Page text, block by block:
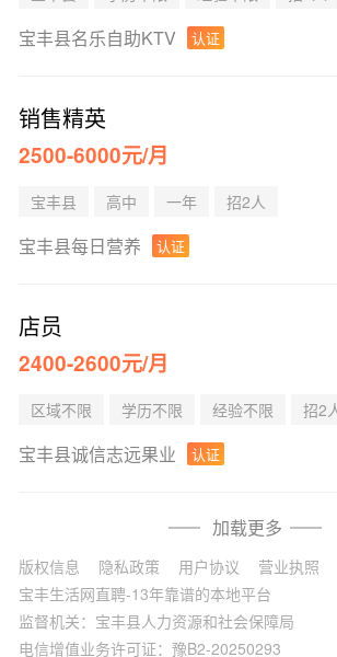
宝丰县名乐自助KTV 认证
销售精英
2500-6000元/月
宝丰县 高中 一年 招2人
宝丰县每日营养 认证
店员
2400-2600元/月
区域不限 学历不限 经验不限 招2
宝丰县诚信志远果业 认证
加载更多
版权信息 隐私政策 用户协议
营业执照
宝丰生活网直聘-13年靠谱的本地平台
监督机关：宝丰县人力资源和社会保障局
电信增值业务许可证：豫B2-20250293